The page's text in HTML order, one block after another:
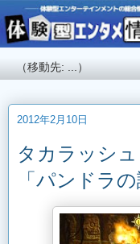
2012年2月10日
タカラッシ
「パンドラ